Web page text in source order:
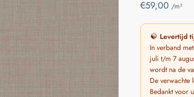
€59,00 /m²
Levertijd
In verband
juli t/m 7
wordt na de
De
Bedankt voor